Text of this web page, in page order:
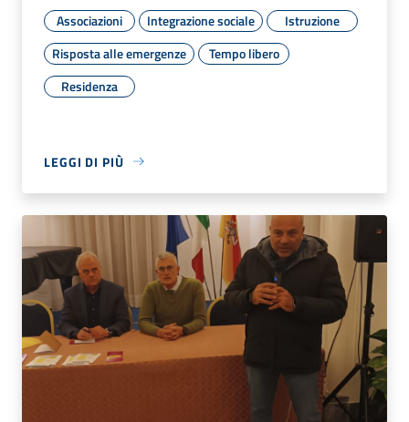
Associazioni Integrazione sociale
Istruzione
Risposta alle emergenze
Tempo libero
Residenza
LEGGI DI PIÙ